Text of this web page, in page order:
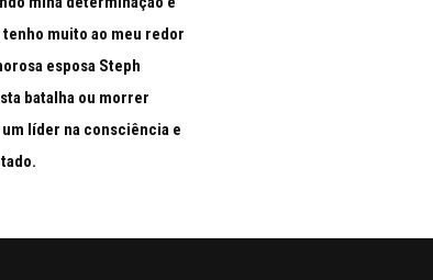
muito ao meu redor
esposa Steph
batalha ou morrer
líder na consciência e